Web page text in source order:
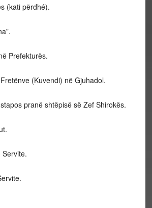
(kati përdhé).
Prefekturës.
(Kuvendi) në Gjuhadol.
pranë shtëpisë së Zef Shirokës.
Servite.